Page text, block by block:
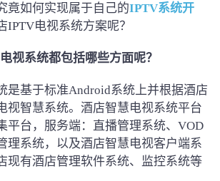
竟如何实现属于自己的IPTV系统开
IPTV电视系统方案呢？
视系统都包括哪些方面呢？
是基于标准Android系统上并根据酒店
视智慧系统。酒店智慧电视系统平台
平台，服务端：直播管理系统、VOD
理系统，以及酒店智慧电视客户端系
现有酒店管理软件系统、监控系统等